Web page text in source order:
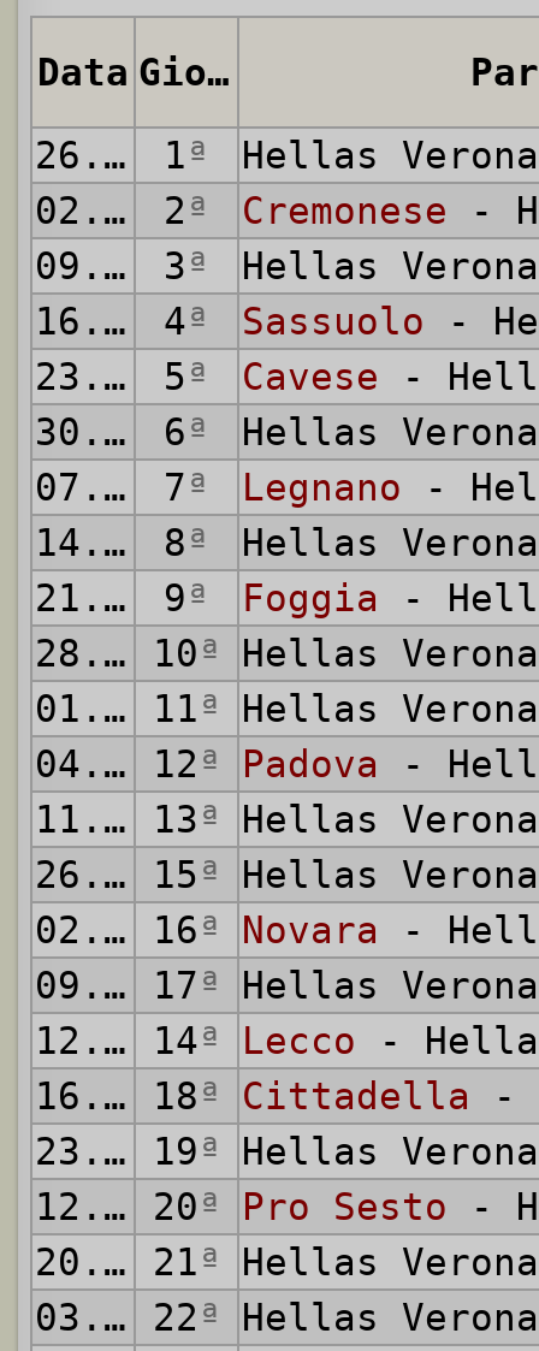
Data Giornata
26.08.2007
1ª
Hellas
02.09.2007
2ª Cremonese -
09.09.2007
3ª
Hellas
16.09.2007
4ª Sassuolo -
23.09.2007
5ª Cavese -
30.09.2007
6ª
Hellas
07.10.2007
7ª Legnano -
14.10.2007
8ª
Hellas
21.10.2007
9ª Foggia -
28.10.2007
10ª
Hellas
01.11.2007
11ª
Hellas
04.11.2007
12ª Padova -
11.11.2007
13ª
Hellas
26.11.2007
15ª
Hellas
02.12.2007
16ª Novara -
09.12.2007
17ª
Hellas
12.12.2007
14ª Lecco -
16.12.2007
18ª Cittadella -
23.12.2007
19ª
Hellas
12.01.2008
20ª Pro Sesto -
20.01.2008
21ª
Hellas
03.02.2008
22ª Hellas